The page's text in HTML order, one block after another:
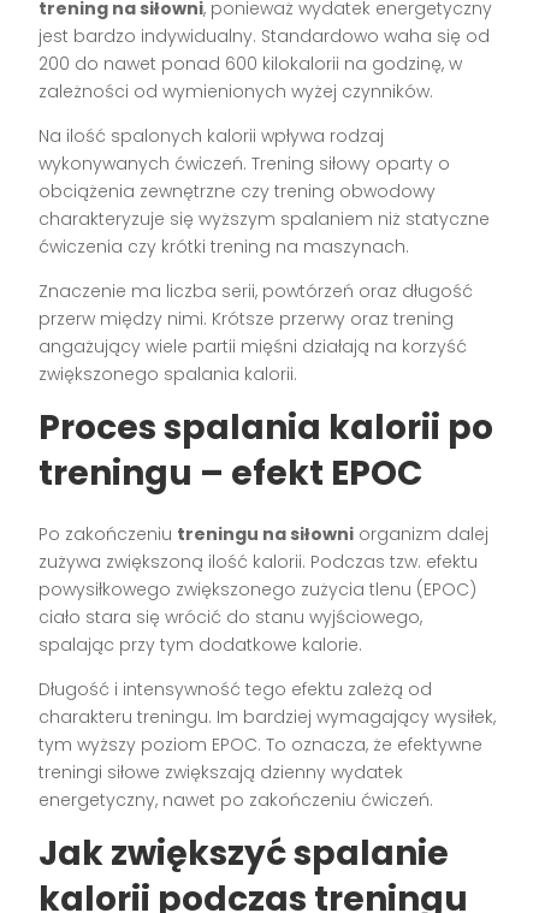
trening na siłowni, ponieważ wydatek energetyczny
jest bardzo indywidualny. Standardowo waha się od
200 do nawet ponad 600 kilokalorii na godzinę, w
zależności od wymienionych wyżej czynników.
Na ilość spalonych kalorii wpływa rodzaj
wykonywanych ćwiczeń. Trening siłowy oparty o
obciążenia zewnętrzne czy trening obwodowy
charakteryzuje się wyższym spalaniem niż statyczne
ćwiczenia czy krótki trening na maszynach.
Znaczenie ma liczba serii, powtórzeń oraz długość
przerw między nimi. Krótsze przerwy oraz trening
angażujący wiele partii mięśni działają na korzyść
zwiększonego spalania kalorii.
Proces spalania kalorii po
treningu – efekt EPOC
Po zakończeniu treningu na siłowni organizm dalej
zużywa zwiększoną ilość kalorii. Podczas tzw. efektu
powysiłkowego zwiększonego zużycia tlenu (EPOC)
ciało stara się wrócić do stanu wyjściowego,
spalając przy tym dodatkowe kalorie.
Długość i intensywność tego efektu zależą od
charakteru treningu. Im bardziej wymagający wysiłek,
tym wyższy poziom EPOC. To oznacza, że efektywne
treningi siłowe zwiększają dzienny wydatek
energetyczny, nawet po zakończeniu ćwiczeń.
Jak zwiększyć spalanie
kalorii podczas treningu